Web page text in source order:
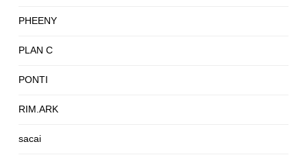
PHEENY
PLAN C
PONTI
RIM.ARK
sacai